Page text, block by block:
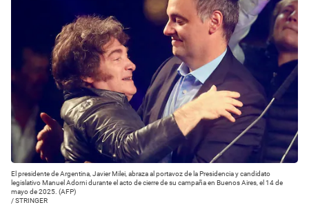
El presidente de Argentina, Javier Milei, abraza al portavoz de la Presidencia y candidato
legislativo Manuel Adorni durante el acto de cierre de su campaña en Buenos Aires, el 14 de
mayo de 2025. (AFP)
/STRINGER